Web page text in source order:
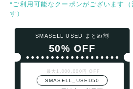
*ご利用可能なクーポンがございます（
す）
SMASELL USED まとめ割
50% OFF
最大1,000,000円 OFF
SMASELL_USED50